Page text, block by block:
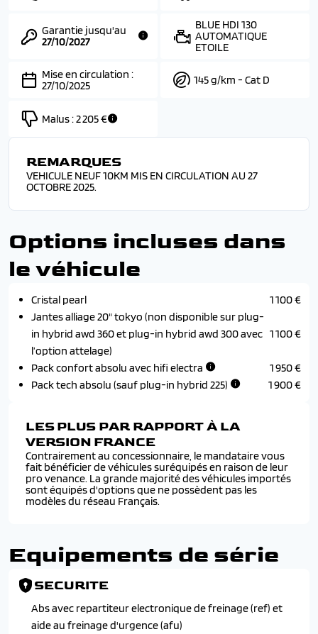
Garantie jusqu'au
27/10/2027
BLUE HDI 130
AUTOMATIQUE
ETOILE
Mise en circulation :
27/10/2025
145 g/km - Cat D
Malus :2 205 €
REMARQUES
VEHICULE NEUF 10KM MIS EN CIRCULATION AU 27
OCTOBRE 2025.
Options incluses dans
le véhicule
Cristal pearl
1 100 €
Jantes alliage 20" tokyo (non disponible sur plug-
in hybrid awd 360 et plug-in hybrid awd 300 avec
l’option attelage)
1 100 €
Pack confort absolu avec hifi electra
1 950 €
Pack tech absolu (sauf plug-in hybrid 225)
1 900 €
LES PLUS PAR RAPPORT À LA
VERSION FRANCE
Contrairement au concessionnaire, le mandataire vous
fait bénéficier de véhicules suréquipés en raison de leur
pro venance. La grande majorité des véhicules importés
sont équipés d'options que ne possèdent pas les
modèles du réseau Français.
Equipements de série
SECURITE
Abs avec repartiteur electronique de freinage (ref) et
aide au freinage d'urgence (afu)